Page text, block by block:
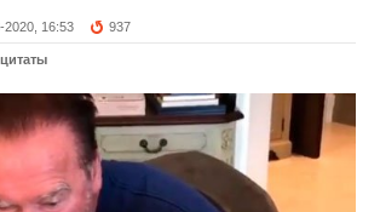
2020, 16:53 937